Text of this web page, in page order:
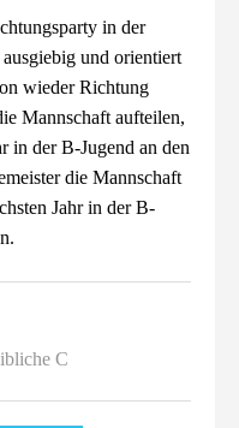
in der
und orientiert
wieder Richtung
Mannschaft aufteilen,
in der B-Jugend an den
die Mannschaft
Jahr in der B-
C